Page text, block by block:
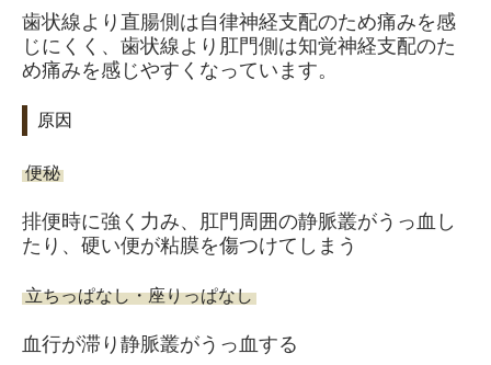
歯状線より直腸側は自律神経支配のため痛みを感
じにくく、歯状線より肛門側は知覚神経支配のた
め痛みを感じやすくなっています。
原因
便秘
排便時に強く力み、肛門周囲の静脈叢がうっ血し
たり、硬い便が粘膜を傷つけてしまう
立ちっぱなし・座りっぱなし
血行が滞り静脈叢がうっ血する